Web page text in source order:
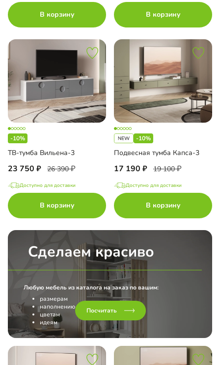
В корзину В корзину
-10%
ТВ-тумба Вильена-3
23 750 26 390
Доступно для доставки
В корзину
-10%
Подвесная тумба Капса-3
17 190 19 100
Доступно для доставки
В корзину
Сделаем красиво
Любую мебель из каталога на заказ по вашим:
размерам
наполнению
цветам
идеям
Посчитать